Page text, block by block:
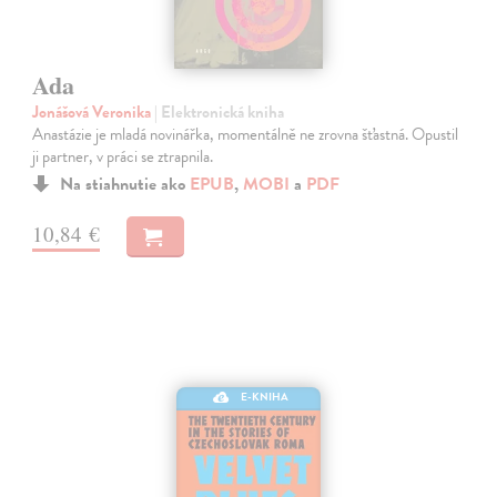
Ada
Jonášová Veronika| Elektronická kniha
Anastázie je mladá novinářka, momentálně ne zrovna šťastná. Opustil
ji partner, v práci se ztrapnila.
Na stiahnutie ako EPUB, MOBI a PDF
10,84 €
E-KNIHA